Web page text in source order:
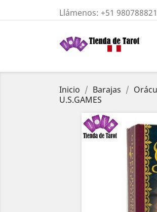
Llámenos: +51
Inicio Barajas
U.S.GAMES